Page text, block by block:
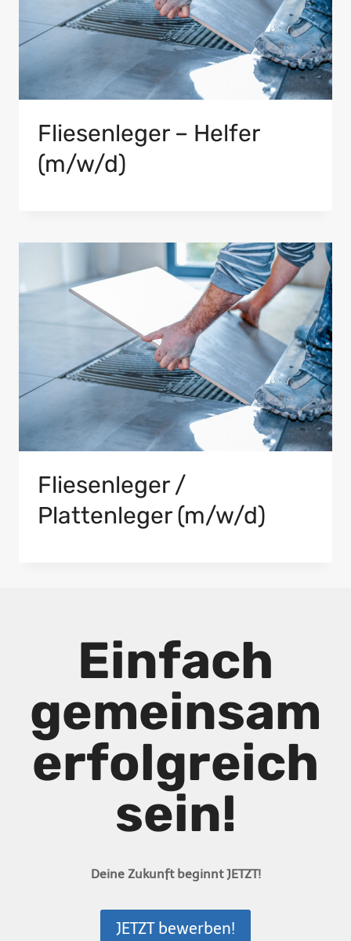
Fliesenleger – Helfer
(m/w/d)
Fliesenleger /
Plattenleger (m/w/d)
Einfach
gemeinsam
erfolgreich
sein!
Deine Zukunft beginnt JETZT!
JETZT bewerben!